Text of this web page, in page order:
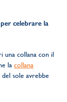
celebrare la
una collana con il
la collana
del sole avrebbe